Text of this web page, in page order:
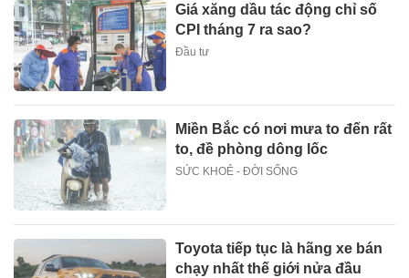
Giá xăng dầu tác động chỉ số
CPI tháng 7 ra sao?
Đầu tư
Miền Bắc có nơi mưa to đến rất
to, đề phòng dông lốc
SỨC KHOẺ - ĐỜI SỐNG
Toyota tiếp tục là hãng xe bán
chạy nhất thế giới nửa đầu